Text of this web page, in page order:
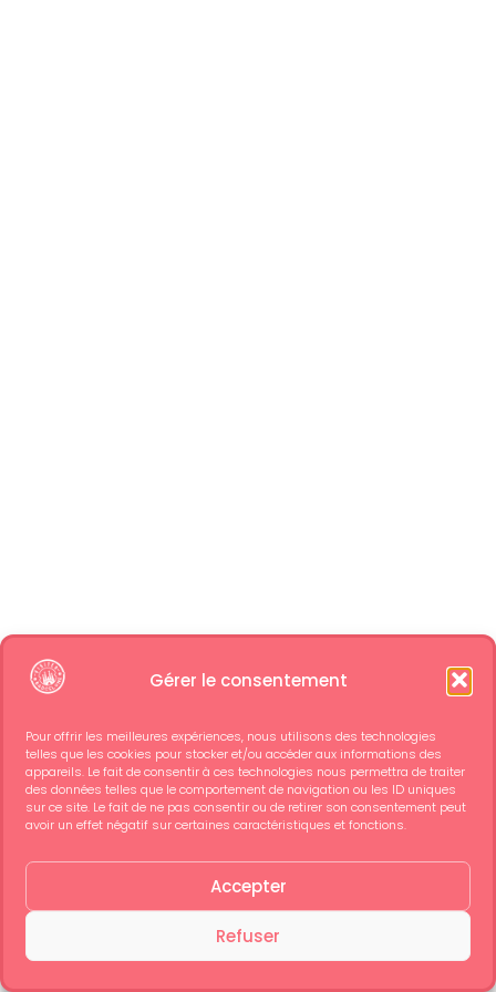
Gérer le consentement
Pour offrir les meilleures expériences, nous utilisons des technologies
telles que les cookies pour stocker et/ou accéder aux informations des
appareils. Le fait de consentir à ces technologies nous permettra de traiter
des données telles que le comportement de navigation ou les ID uniques
sur ce site. Le fait de ne pas consentir ou de retirer son consentement peut
avoir un effet négatif sur certaines caractéristiques et fonctions.
Accepter
Refuser